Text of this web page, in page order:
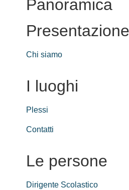
Panoramica
Presentazione
Chi siamo
I luoghi
Plessi
Contatti
Le persone
Dirigente Scolastico